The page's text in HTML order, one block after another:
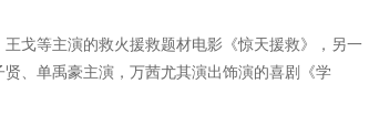
戈等主演的救火援救题材电影《惊天援救》，另一
、单禹豪主演，万茜尤其演出饰演的喜剧《学